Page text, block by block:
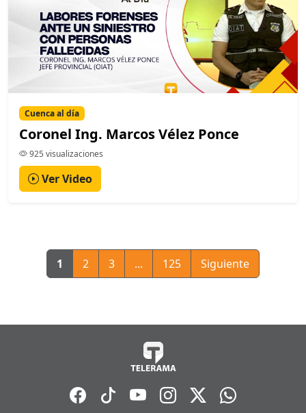
Cuenca al día
Coronel Ing. Marcos Vélez Ponce
925 visualizaciones
Ver Video
1 2 3 ... 125 Siguiente